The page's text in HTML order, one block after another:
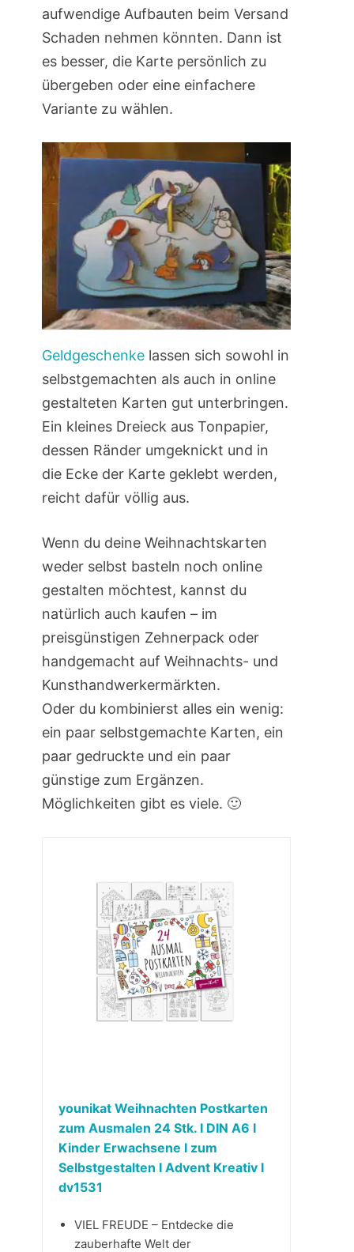
aufwendige Aufbauten beim Versand
Schaden nehmen könnten. Dann ist
es besser, die Karte persönlich zu
übergeben oder eine einfachere
Variante zu wählen.
Geldgeschenkelassen sich sowohl in
selbstgemachten als auch in online
gestalteten Karten gut unterbringen.
Ein kleines Dreieck aus Tonpapier,
dessen Ränder umgeknickt und in
die Ecke der Karte geklebt werden,
reicht dafür völlig aus.
Wenn du deine Weihnachtskarten
weder selbst basteln noch online
gestalten möchtest, kannst du
natürlich auch kaufen – im
preisgünstigen Zehnerpack oder
handgemacht auf Weihnachts- und
Kunsthandwerkermärkten.
Oder du kombinierst alles ein wenig:
ein paar selbstgemachte Karten, ein
paar gedruckte und ein paar
günstige zum Ergänzen.
Möglichkeiten gibt es viele. 🙂
younikat Weihnachten Postkarten
zum Ausmalen 24 Stk. I DIN A6 I
Kinder Erwachsene I zum
Selbstgestalten I Advent Kreativ I
dv1531
VIEL FREUDE – Entdecke die
zauberhafte Welt der